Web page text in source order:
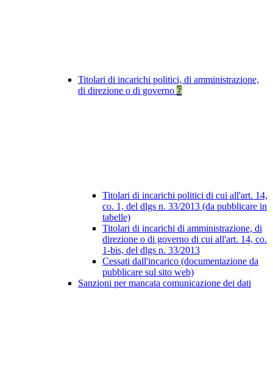
Titolari di incarichi politici, di amministrazione,
di direzione o di governo 6
Titolari di incarichi politici di cui all'art. 14,
co. 1, del dlgs n. 33/2013 (da pubblicare in
tabelle)
Titolari di incarichi di amministrazione, di
direzione o di governo di cui all'art. 14, co.
1-bis, del dlgs n. 33/2013
Cessati dall'incarico (documentazione da
pubblicare sul sito web)
Sanzioni per mancata comunicazione dei dati